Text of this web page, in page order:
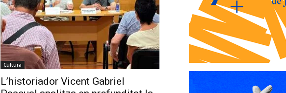
Cultura
L’historiador Vicent Gabriel